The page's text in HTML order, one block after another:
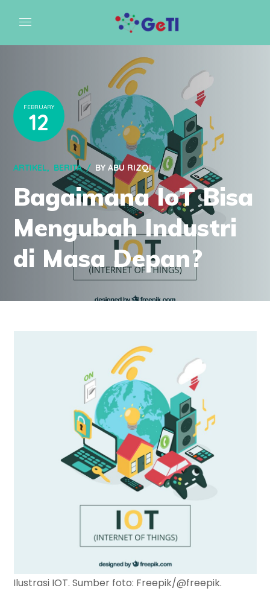
FEBRUARY
12
ARTIKEL BERITA BYABU RIZQI
Bagaimana IoT Bisa
Mengubah Industri
di Masa Depan?
Ilustrasi IOT. Sumber foto: Freepik/@freepik.